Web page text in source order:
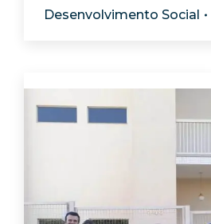
Desenvolvimento Social